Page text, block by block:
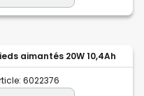
aimantés 20W 10,4Ah
6022376